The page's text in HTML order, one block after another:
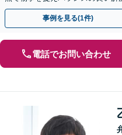
は月額5,000円から対応可【夜間
事例を見る(1件)
電話でお問い合わせ